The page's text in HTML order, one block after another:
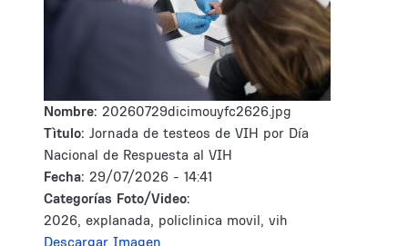
Nombre: 20260729dicimouyfc2626.jpg
Tìtulo: Jornada de testeos de VIH por Día
Nacional de Respuesta al VIH
Fecha: 29/07/2026 - 14:41
Categorías Foto/Video:
2026, explanada, policlinica movil, vih
Descargar Imagen